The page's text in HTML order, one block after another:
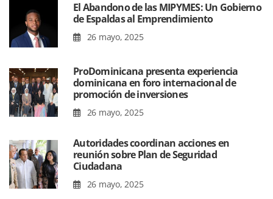
El Abandono de las MIPYMES: Un Gobierno
de Espaldas al Emprendimiento
26 mayo, 2025
ProDominicana presenta experiencia
dominicana en foro internacional de
promoción de inversiones
26 mayo, 2025
Autoridades coordinan acciones en
reunión sobre Plan de Seguridad
Ciudadana
26 mayo, 2025